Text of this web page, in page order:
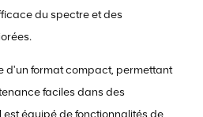
du spectre et des
d'un format compact, permettant
faciles dans des
est équipé de fonctionnalités de